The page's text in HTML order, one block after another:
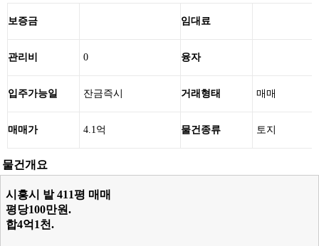
보증금 임대료
관리비 0 융자
입주가능일 잔금즉시 거래형태 매매
매매가 4.1억 물건종류 토지
물건개요
시흥시 밭 411평 매매
평당100만원.
합4억1천.